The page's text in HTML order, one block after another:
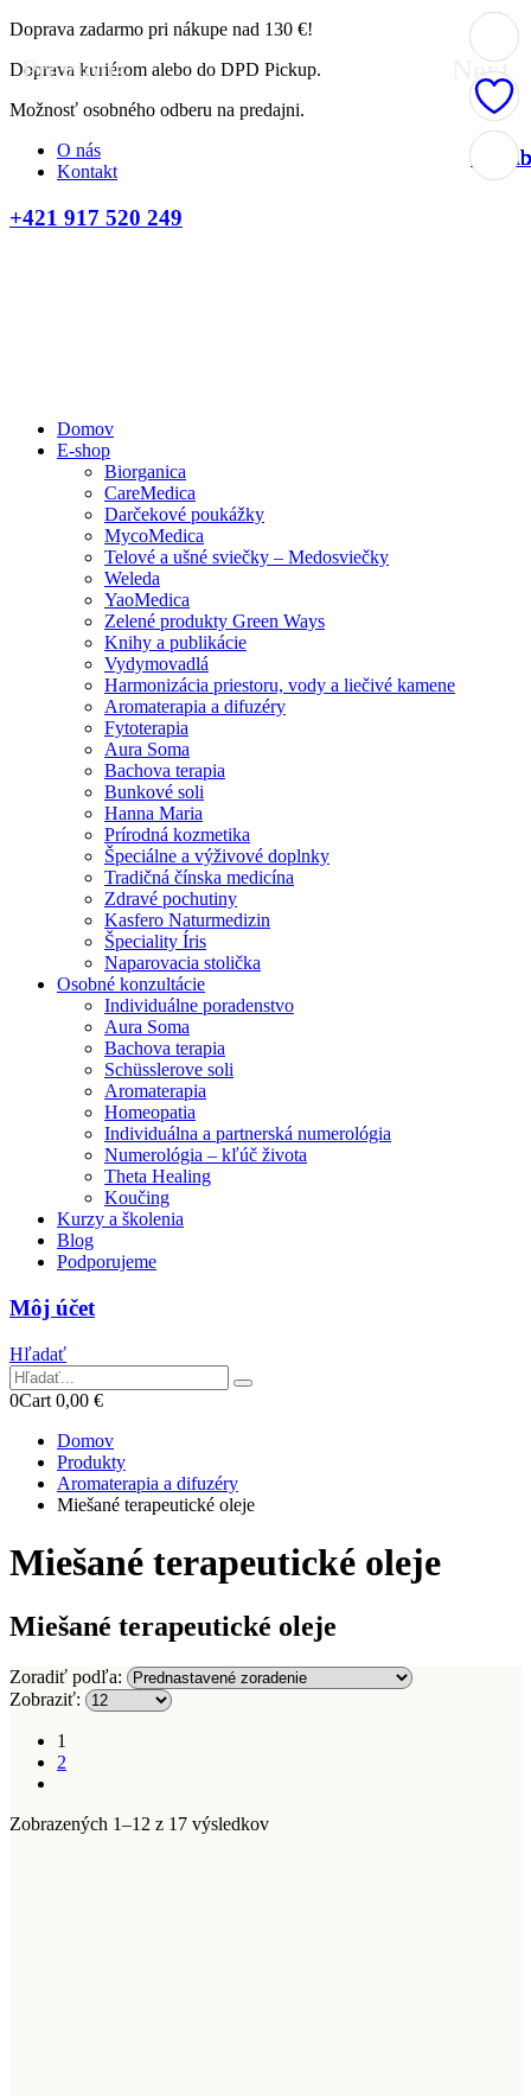
Doprava zadarmo pri nákupe nad 130 €!
Doprava kuriérom alebo do DPD Pickup.
Možnosť osobného odberu na predajni.
Previous Next
O nás
Kontakt
+421 917 520 249
Domov
E-shop
Biorganica
CareMedica
Darčekové poukážky
MycoMedica
Telové a ušné sviečky – Medosviečky
Weleda
YaoMedica
Zelené produkty Green Ways
Knihy a publikácie
Vydymovadlá
Harmonizácia priestoru, vody a liečivé kamene
Aromaterapia a difuzéry
Fytoterapia
Aura Soma
Bachova terapia
Bunkové soli
Hanna Maria
Prírodná kozmetika
Špeciálne a výživové doplnky
Tradičná čínska medicína
Zdravé pochutiny
Kasfero Naturmedizin
Špeciality Íris
Naparovacia stolička
Osobné konzultácie
Individuálne poradenstvo
Aura Soma
Bachova terapia
Schüsslerove soli
Aromaterapia
Homeopatia
Individuálna a partnerská numerológia
Numerológia – kľúč života
Theta Healing
Koučing
Kurzy a školenia
Blog
Podporujeme
Môj účet
Hľadať
0Cart 0,00 €
Domov
Produkty
Aromaterapia a difuzéry
Miešané terapeutické oleje
Miešané terapeutické oleje
Miešané terapeutické oleje
Zoradiť podľa:
Zobraziť:
1
2
Zobrazených 1–12 z 17 výsledkov